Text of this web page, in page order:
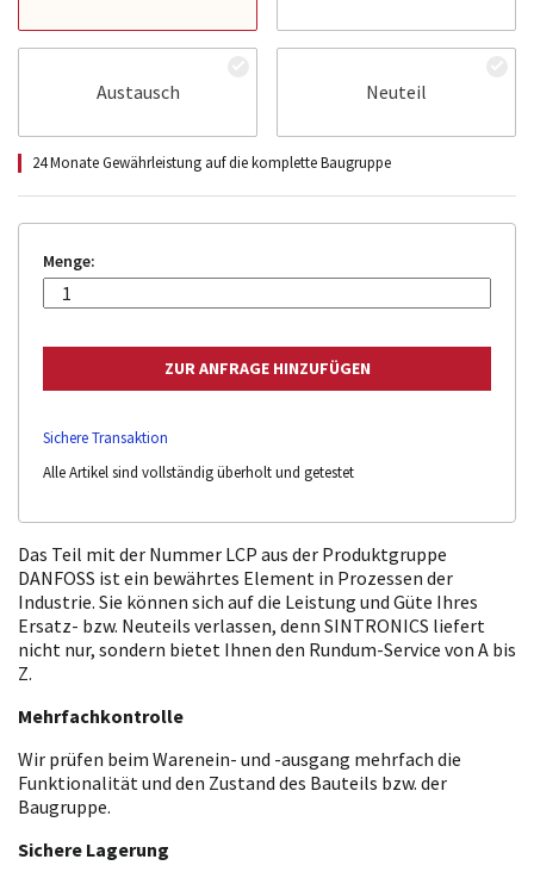
Austausch Neuteil
24 Monate Gewährleistung auf die komplette Baugruppe
Menge:
Sichere Transaktion
Alle Artikel sind vollständig überholt und getestet
Das Teil mit der Nummer LCP aus der Produktgruppe
DANFOSS ist ein bewährtes Element in Prozessen der
Industrie. Sie können sich auf die Leistung und Güte Ihres
Ersatz- bzw. Neuteils verlassen, denn SINTRONICS liefert
nicht nur, sondern bietet Ihnen den Rundum-Service von A bis
Z.
Mehrfachkontrolle
Wir prüfen beim Warenein- und -ausgang mehrfach die
Funktionalität und den Zustand des Bauteils bzw. der
Baugruppe.
Sichere Lagerung